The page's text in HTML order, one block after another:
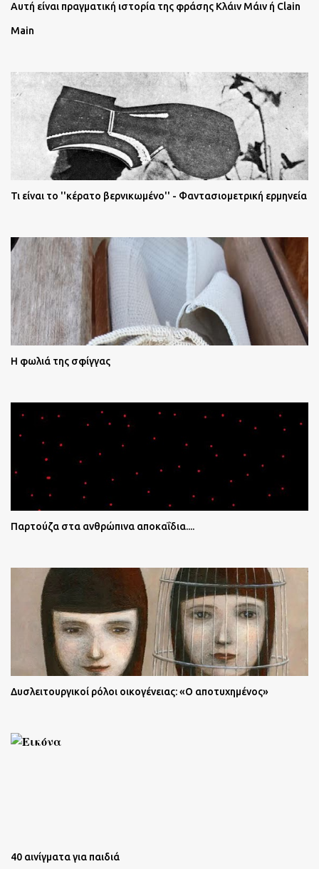
Αυτή είναι πραγματική ιστορία της φράσης Κλάιν Μάιν ή Clain
Main
Τι είναι το ''κέρατο βερνικωμένο'' - Φαντασιομετρική ερμηνεία
Η φωλιά της σφίγγας
Παρτούζα στα ανθρώπινα αποκαΐδια....
Δυσλειτουργικοί ρόλοι οικογένειας: «Ο αποτυχημένος»
40 αινίγματα για παιδιά